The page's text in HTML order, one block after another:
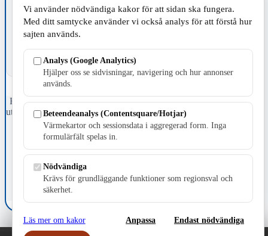
Fristående webbtidningsföretag grundat 1991 som sedan 2002 ger
ut tidningen Skillingaryd.nu och 2010 lanserades Värnamo.nu. Från
april 2026 omfattar Skillingaryd.nu tre kommuner: Gnosjö,
Värnamo och Vaggeryds kommun.
Kontakta oss
E-post: redaktionen@skillingaryd.nu
Postadress: Gisslaköp 1, 568 92 Skillingaryd
Vi använder nödvändiga kakor för att sidan ska fungera.
Med ditt samtycke använder vi också analys för att förstå hur
sajten används.
Analys (Google Analytics)
Hjälper oss se sidvisningar, navigering och hur annonser
används.
Beteendeanalys (Contentsquare/Hotjar)
Värmekartor och sessionsdata i aggregerad form. Inga
formulärfält spelas in.
Nödvändiga
Krävs för grundläggande funktioner som regionsval och
säkerhet.
Läs mer om kakor Anpassa Endast nödvändiga